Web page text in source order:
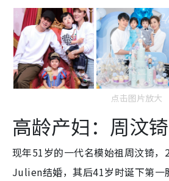
点击图片放大
高龄产妇：周汶
现年51岁的一代名模始祖周汶锜，
Julien结婚，其后41岁时诞下第一